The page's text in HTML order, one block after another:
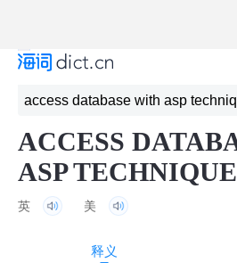
ACCESS
ASP
英 美
释义